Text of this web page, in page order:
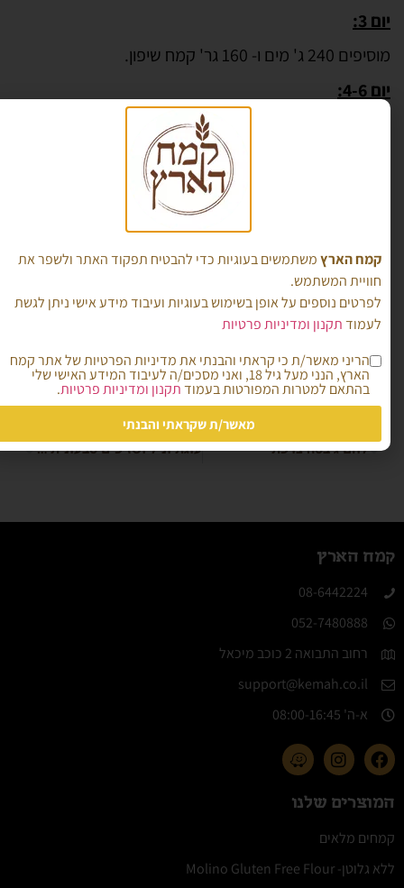
יום 3:
מוסיפים 240 ג' מים ו- 160 גר' קמח שיפון.
יום 4-6:
בלבד ואיתם נמשיך. את יתר 700 גר' נזרוק (או נחלק
לחברים להמשך בניית מחמצות).
לאחר מכן ממשיכים בדיוק באותן הפעולות של יום 1-3 שוב.
המחמצת מוכנה לשימוש
ומשקלה 900 ג'. המחמצת עם בועות ותדיף ריח חמצמץ
ופירותי. בשלב זה ניתן להכניס למקרר.
באופן כללי, מאחסנים את המחמצת במקרר, כאשר אנחנו
להתחזק בחוץ כשעה ומכניסים שוב למקרר.
לחם ג'בטה צרפתי עוגת וניל ושזיפים טבעונית ללא גלוטן/ דניאל וגנר
קמח הארץ
08-6442224​
052-7480888
רחוב התבואה 2 כוכב מיכאל
support@kemah.co.il
א-ה' 08:00-16:45​
המוצרים שלנו
קמחים מלאים
ללא גלוטן- Molino Gluten Free Flour
קמח הארץמשתמשים בעוגיות כדי להבטיח תפקוד האתר ולשפר את
חוויית המשתמש.
לפרטים נוספים על אופן בשימוש בעוגיות ועיבוד מידע אישי ניתן לגשת
לעמודתקנון ומדיניות פרטיות
הריני מאשר/ת כי קראתי והבנתי את מדיניות הפרטיות של אתר קמח
הארץ, הנני מעל גיל 18, ואני מסכים/ה לעיבוד המידע האישי שלי
בהתאם למטרות המפורטות בעמודתקנון ומדיניות פרטיות.
מאשר/ת שקראתי והבנתי